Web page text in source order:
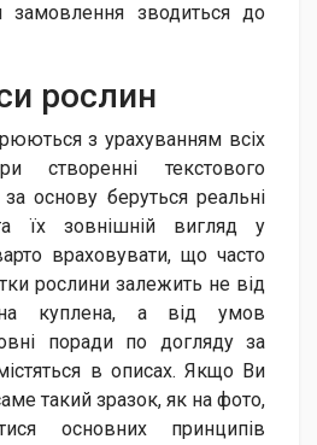
замовлення зводиться до
р​ослин
з урахуванням всіх
створенні текстового
основу беруться реальні
їх зовнішній вигляд у
враховувати, що часто
рослини залежить не від
куплена, а від умов
поради по догляду за
в описах. Якщо Ви
такий зразок, як на фото,
основних принципів